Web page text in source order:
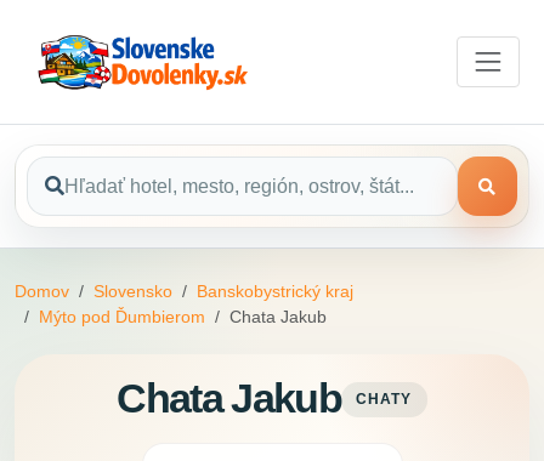
Domov Slovensko
Banskobystrický kraj
Mýto pod Ďumbierom
Chata Jakub
Chata Jakub CHATY